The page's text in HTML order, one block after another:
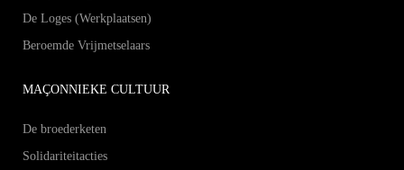
De Loges (Werkplaatsen)
Beroemde Vrijmetselaars
MAÇONNIEKE CULTUUR
De broederketen
Solidariteitacties